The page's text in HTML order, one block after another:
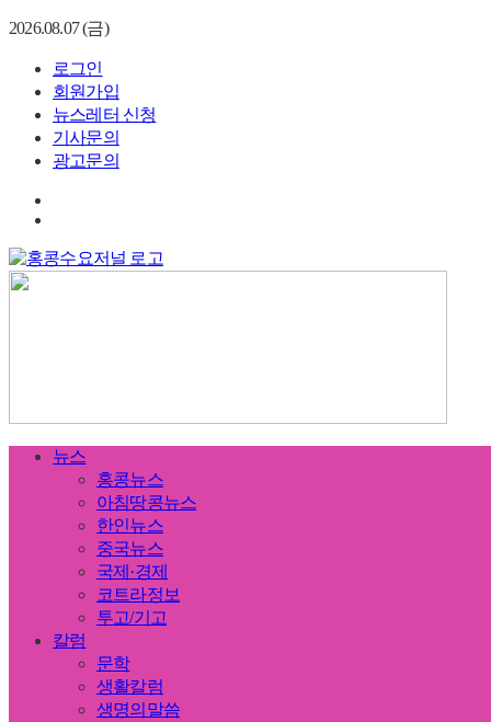
2026.08.07 (금)
로그인
회원가입
뉴스레터 신청
기사문의
광고문의
뉴스
홍콩뉴스
아침땅콩뉴스
한인뉴스
중국뉴스
국제·경제
코트라정보
투고/기고
칼럼
문학
생활칼럼
생명의말씀